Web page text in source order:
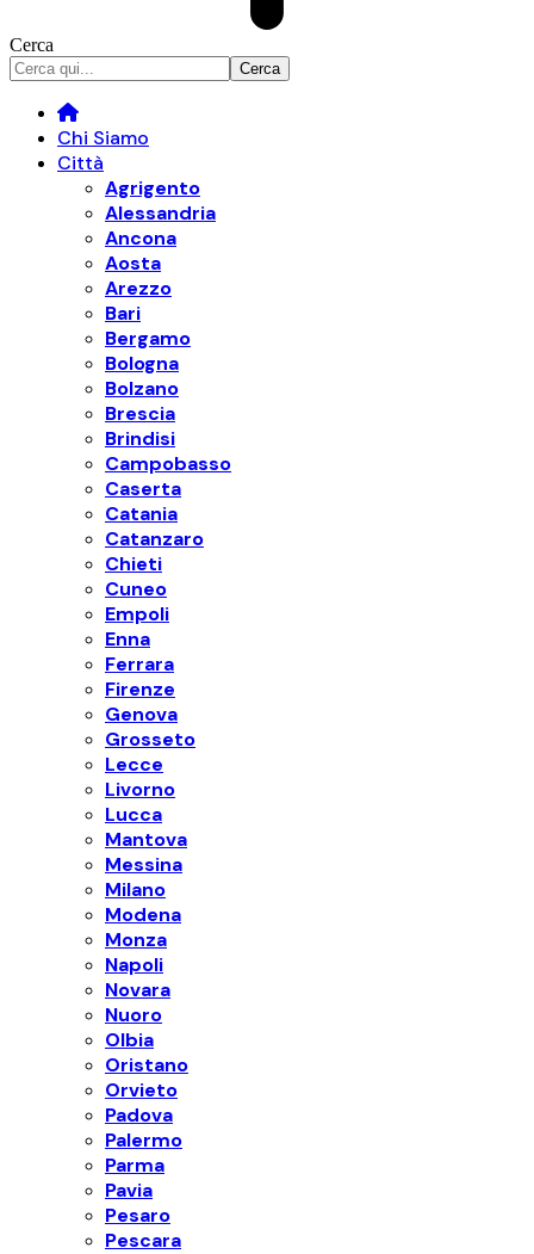
Cerca
Chi Siamo
Città
Agrigento
Alessandria
Ancona
Aosta
Arezzo
Bari
Bergamo
Bologna
Bolzano
Brescia
Brindisi
Campobasso
Caserta
Catania
Catanzaro
Chieti
Cuneo
Empoli
Enna
Ferrara
Firenze
Genova
Grosseto
Lecce
Livorno
Lucca
Mantova
Messina
Milano
Modena
Monza
Napoli
Novara
Nuoro
Olbia
Oristano
Orvieto
Padova
Palermo
Parma
Pavia
Pesaro
Pescara